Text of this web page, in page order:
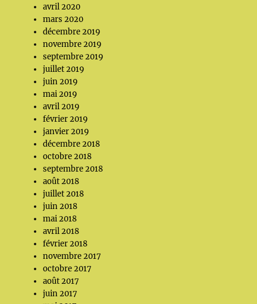
avril 2020
mars 2020
décembre 2019
novembre 2019
septembre 2019
juillet 2019
juin 2019
mai 2019
avril 2019
février 2019
janvier 2019
décembre 2018
octobre 2018
septembre 2018
août 2018
juillet 2018
juin 2018
mai 2018
avril 2018
février 2018
novembre 2017
octobre 2017
août 2017
juin 2017